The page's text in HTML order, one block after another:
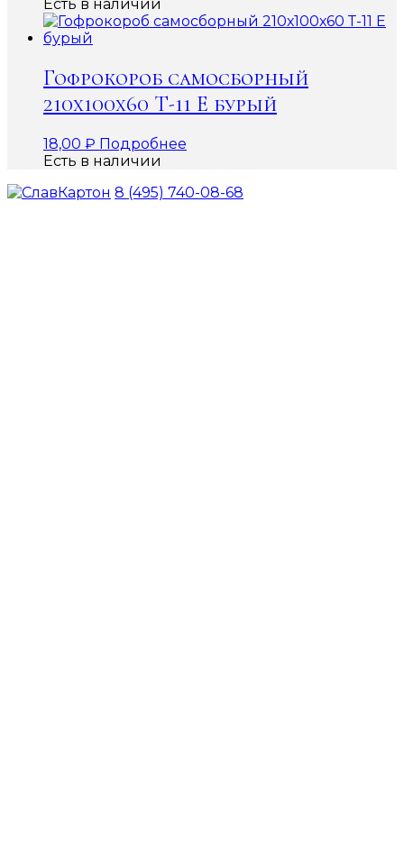
Есть в наличии
Гофрокороб самосборный
210х100х60 Т-11 Е бурый
18,00 ₽ Подробнее
Есть в наличии
8 (495) 740-08-68